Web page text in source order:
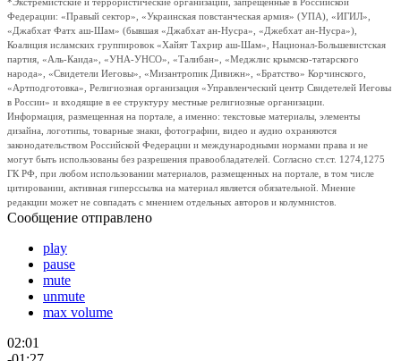
*Экстремистские и террористические организации, запрещенные в Российской
Федерации: «Правый сектор», «Украинская повстанческая армия» (УПА), «ИГИЛ»,
«Джабхат Фатх аш-Шам» (бывшая «Джабхат ан-Нусра», «Джебхат ан-Нусра»),
Коалиция исламских группировок «Хайят Тахрир аш-Шам», Национал-Большевистская
партия, «Аль-Каида», «УНА-УНСО», «Талибан», «Меджлис крымско-татарского
народа», «Свидетели Иеговы», «Мизантропик Дивижн», «Братство» Корчинского,
«Артподготовка», Религиозная организация «Управленческий центр Свидетелей Иеговы
в России» и входящие в ее структуру местные религиозные организации.
Информация, размещенная на портале, а именно: текстовые материалы, элементы
дизайна, логотипы, товарные знаки, фотографии, видео и аудио охраняются
законодательством Российской Федерации и международными нормами права и не
могут быть использованы без разрешения правообладателей. Согласно ст.ст. 1274,1275
ГК РФ, при любом использовании материалов, размещенных на портале, в том числе
цитировании, активная гиперссылка на материал является обязательной. Мнение
редакции может не совпадать с мнением отдельных авторов и колумнистов.
Сообщение отправлено
play
pause
mute
unmute
max volume
02:01